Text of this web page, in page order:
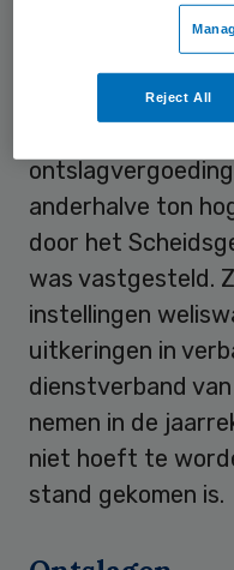
toezichthouder
uitvoering van de
betreft. SP’er
anderhalve ton
door het
was vastgesteld.
instellingen
uitkeringen in
dienstverband
nemen in de
niet hoeft te
stand gekomen is.
Reject All